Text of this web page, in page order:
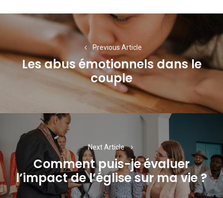
Navigation
de
l’article
Previous Article
Previous
post:
Les abus émotionnels dans le
couple
Next Article
Next
post:
Comment puis-je évaluer
l’impact de l’église sur ma vie ?